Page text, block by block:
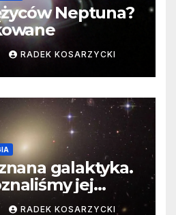
Neptuna?
RADEK KOSARZYCKI
galaktyka.
jej
RADEK KOSARZYCKI